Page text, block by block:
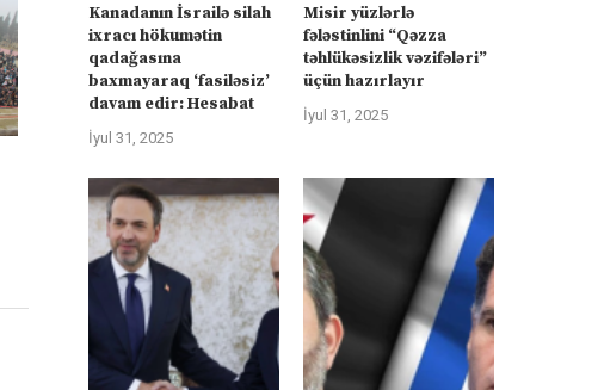
atır –...
İyul 4, 2025
atır –...
İyul 4, 2025
Kanadanın İsrailə silah
ixracı hökumətin
qadağasına
baxmayaraq ‘fasiləsiz’
davam edir: Hesabat
İyul 31, 2025
Misir yüzlərlə
fələstinlini “Qəzza
təhlükəsizlik vəzifələri”
üçün hazırlayır
İyul 31, 2025